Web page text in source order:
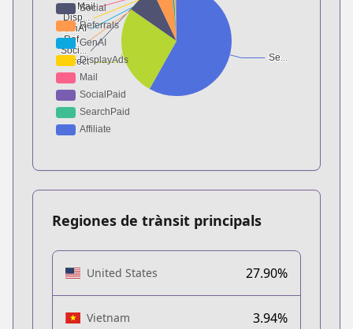
Regiones de trànsit principals
United States 27.90%
Vietnam 3.94%